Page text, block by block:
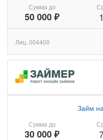
Сумма до
50 000 ₽ 1
Лиц. 004400
Сумма до
30 000 ₽
Займ